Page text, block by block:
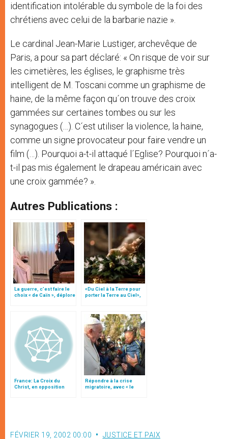
identification intolérable du symbole de la foi des
chrétiens avec celui de la barbarie nazie ».
Le cardinal Jean-Marie Lustiger, archevêque de
Paris, a pour sa part déclaré: « On risque de voir sur
les cimetières, les églises, le graphisme très
intelligent de M. Toscani comme un graphisme de
haine, de la même façon qu´on trouve des croix
gammées sur certaines tombes ou sur les
synagogues (…). C´est utiliser la violence, la haine,
comme un signe provocateur pour faire vendre un
film (…). Pourquoi a-t-il attaqué l´Eglise? Pourquoi n´a-
t-il pas mis également le drapeau américain avec
une croix gammée? ».
Autres Publications :
La guerre, c’est faire le
choix « de Caïn », déplore
«Du Ciel à la Terre pour
porter la Terre au Ciel»,
France: La Croix du
Christ, en opposition
Répondre à la crise
migratoire, avec « le
FÉVRIER 19, 2002 00:00 JUSTICE ET PAIX